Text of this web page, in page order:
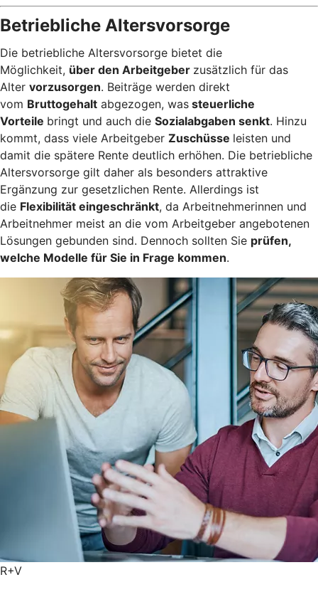
Betriebliche Altersvorsorge
Die betriebliche Altersvorsorge bietet die
Möglichkeit, über den Arbeitgeber zusätzlich für das
Alter vorzusorgen. Beiträge werden direkt
vom Bruttogehalt abgezogen, was steuerliche
Vorteile bringt und auch die Sozialabgaben senkt. Hinzu
kommt, dass viele Arbeitgeber Zuschüsse leisten und
damit die spätere Rente deutlich erhöhen. Die betriebliche
Altersvorsorge gilt daher als besonders attraktive
Ergänzung zur gesetzlichen Rente. Allerdings ist
die Flexibilität eingeschränkt, da Arbeitnehmerinnen und
Arbeitnehmer meist an die vom Arbeitgeber angebotenen
Lösungen gebunden sind. Dennoch sollten Sie prüfen,
welche Modelle für Sie in Frage kommen.
R+V